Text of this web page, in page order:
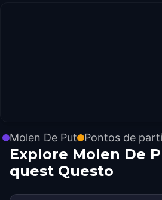
Molen De Put Pontos de
Explore Molen De
quest Questo